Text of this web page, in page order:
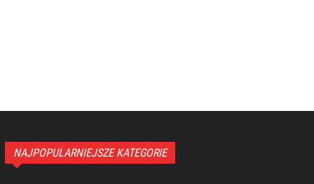
NAJPOPULARNIEJSZE KATEGORIE